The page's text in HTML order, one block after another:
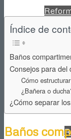
Índice de
Baños
Consejos para del
Cómo
¿Bañera o
¿Cómo separar
Baños